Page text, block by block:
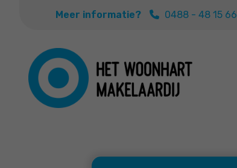
Meer informatie? 0488 - 48 15 66